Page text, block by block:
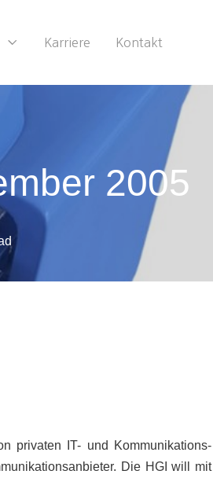
Karriere Kontakt
2005
privaten IT- und Kommunikations-
tionsanbieter. Die HGI will mit